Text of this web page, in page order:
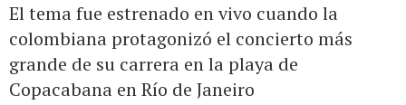
El tema fue estrenado en vivo cuando la
colombiana protagonizó el concierto más
grande de su carrera en la playa de
Copacabana en Río de Janeiro